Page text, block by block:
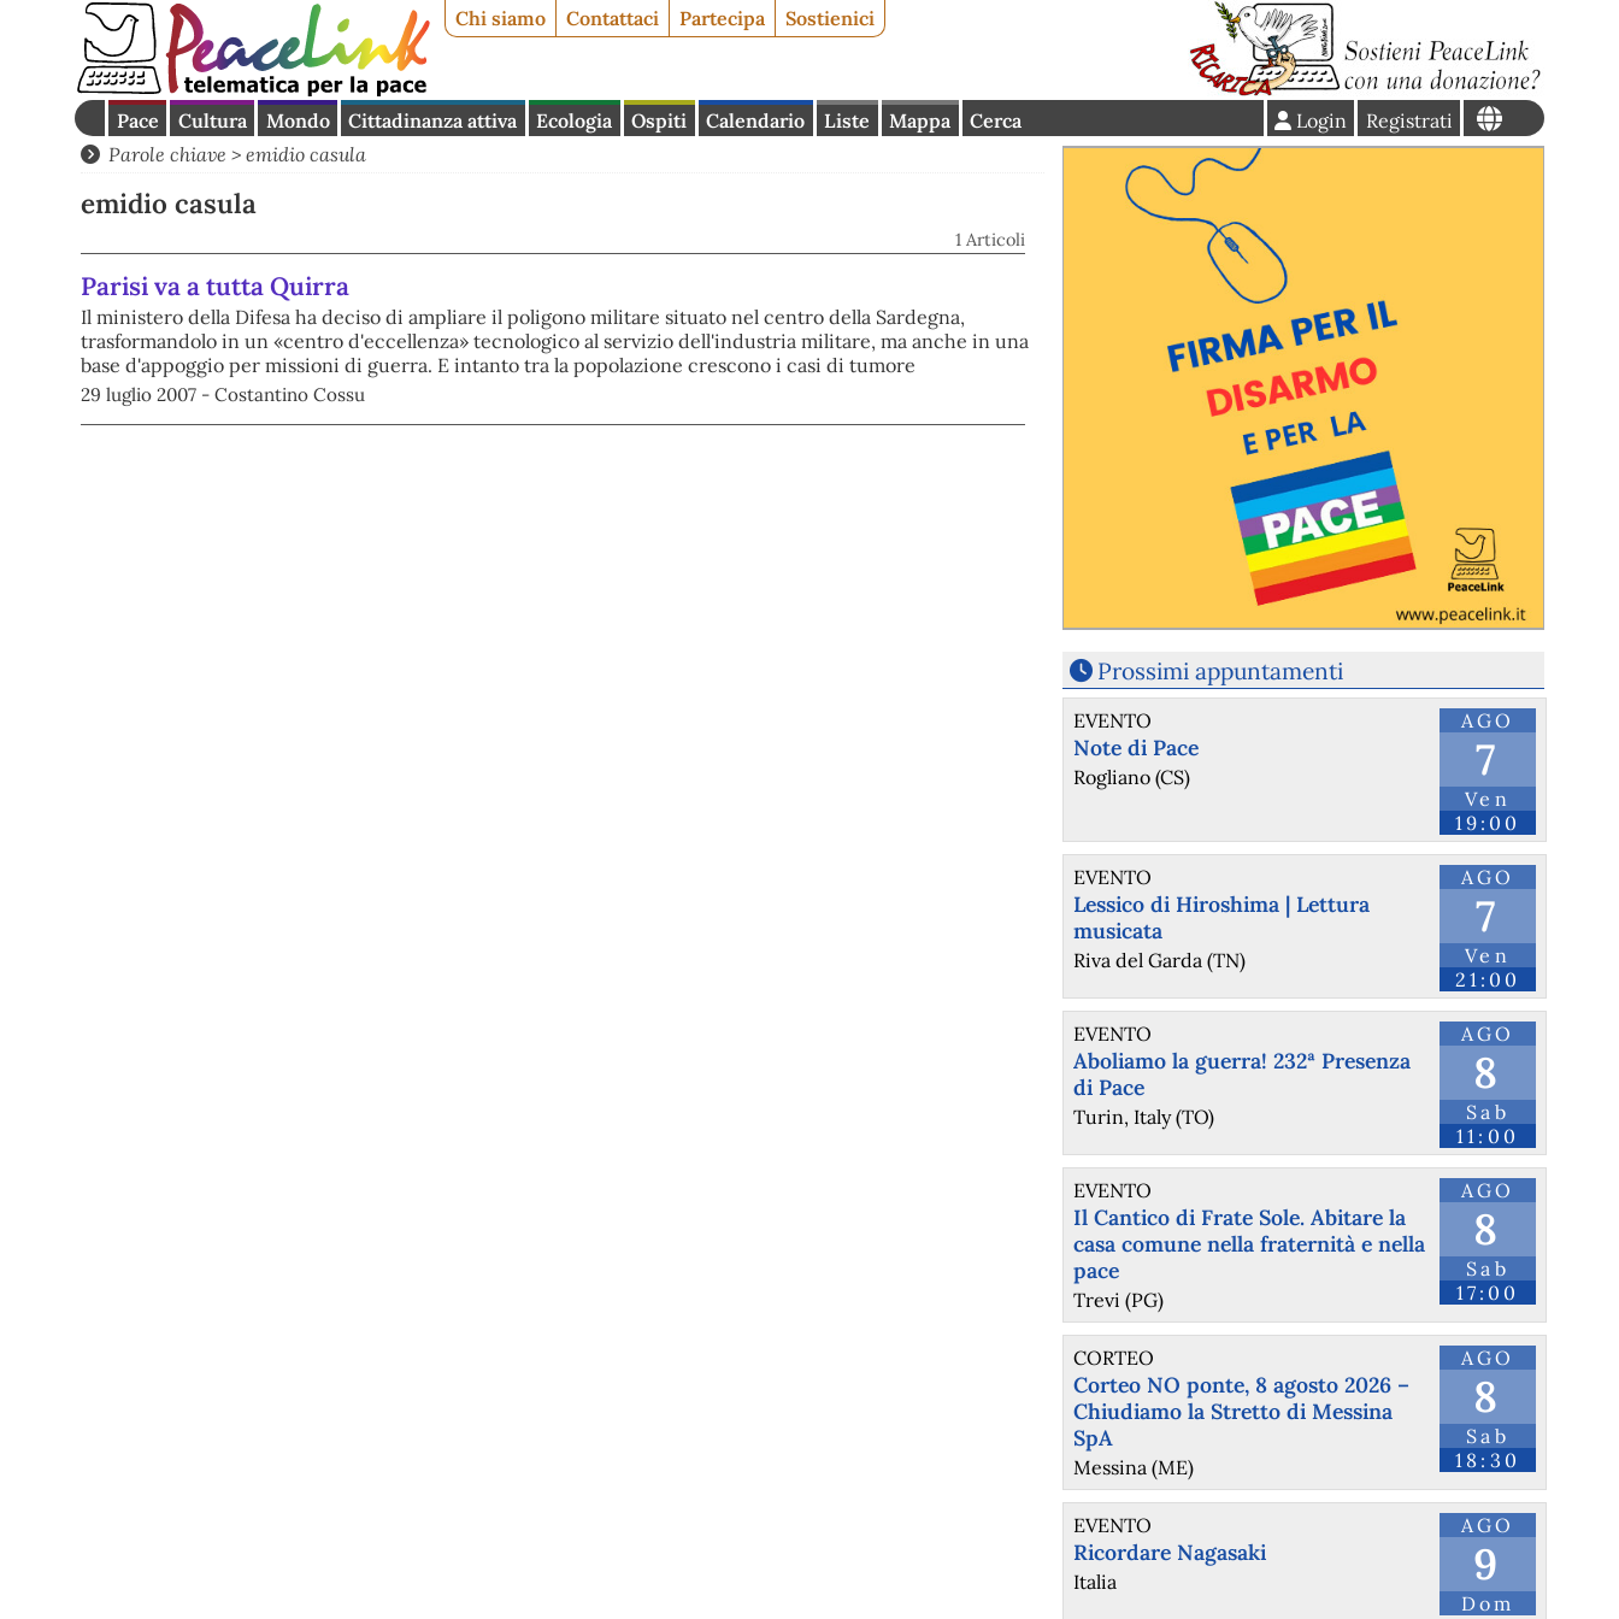
Chi siamo Contattaci Partecipa Sostienici
Pace Cultura Mondo Cittadinanza attiva Ecologia Ospiti Calendario Liste Mappa Cerca Registrati
Login
Parole chiave > emidio casula
emidio casula
1 Articoli
Parisi va a tutta Quirra
Il ministero della Difesa ha deciso di ampliare il poligono militare situato nel centro della Sardegna,
trasformandolo in un «centro d'eccellenza» tecnologico al servizio dell'industria militare, ma anche in una
base d'appoggio per missioni di guerra. E intanto tra la popolazione crescono i casi di tumore
29 luglio 2007 - Costantino Cossu
Prossimi appuntamenti
AGO
7
Ven
19:00
EVENTO
Note di Pace
Rogliano (CS)
AGO
7
Ven
21:00
EVENTO
Lessico di Hiroshima | Lettura
musicata
Riva del Garda (TN)
AGO
8
Sab
11:00
EVENTO
Aboliamo la guerra! 232ª Presenza
di Pace
Turin, Italy (TO)
AGO
8
Sab
17:00
EVENTO
Il Cantico di Frate Sole. Abitare la
casa comune nella fraternità e nella
pace
Trevi (PG)
AGO
8
Sab
18:30
CORTEO
Corteo NO ponte, 8 agosto 2026 –
Chiudiamo la Stretto di Messina
SpA
Messina (ME)
AGO
9
Dom
EVENTO
Ricordare Nagasaki
Italia